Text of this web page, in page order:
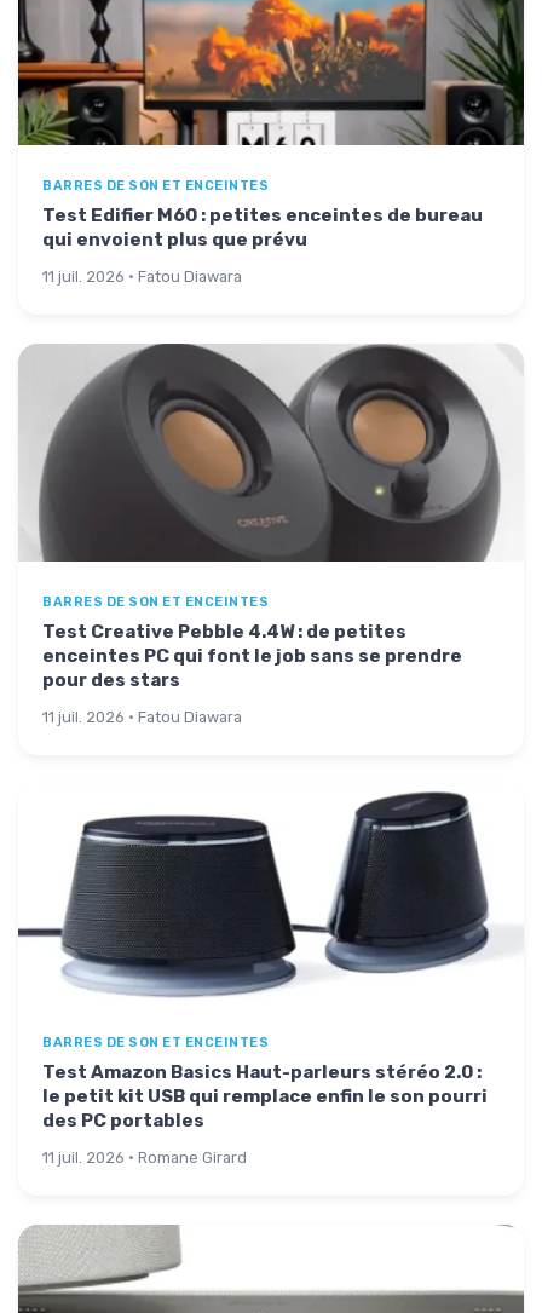
BARRES DE SON ET ENCEINTES
Test Edifier M60 : petites enceintes de bureau
qui envoient plus que prévu
11 juil. 2026 · Fatou Diawara
BARRES DE SON ET ENCEINTES
Test Creative Pebble 4.4W : de petites
enceintes PC qui font le job sans se prendre
pour des stars
11 juil. 2026 · Fatou Diawara
BARRES DE SON ET ENCEINTES
Test Amazon Basics Haut-parleurs stéréo 2.0 :
le petit kit USB qui remplace enfin le son pourri
des PC portables
11 juil. 2026 · Romane Girard